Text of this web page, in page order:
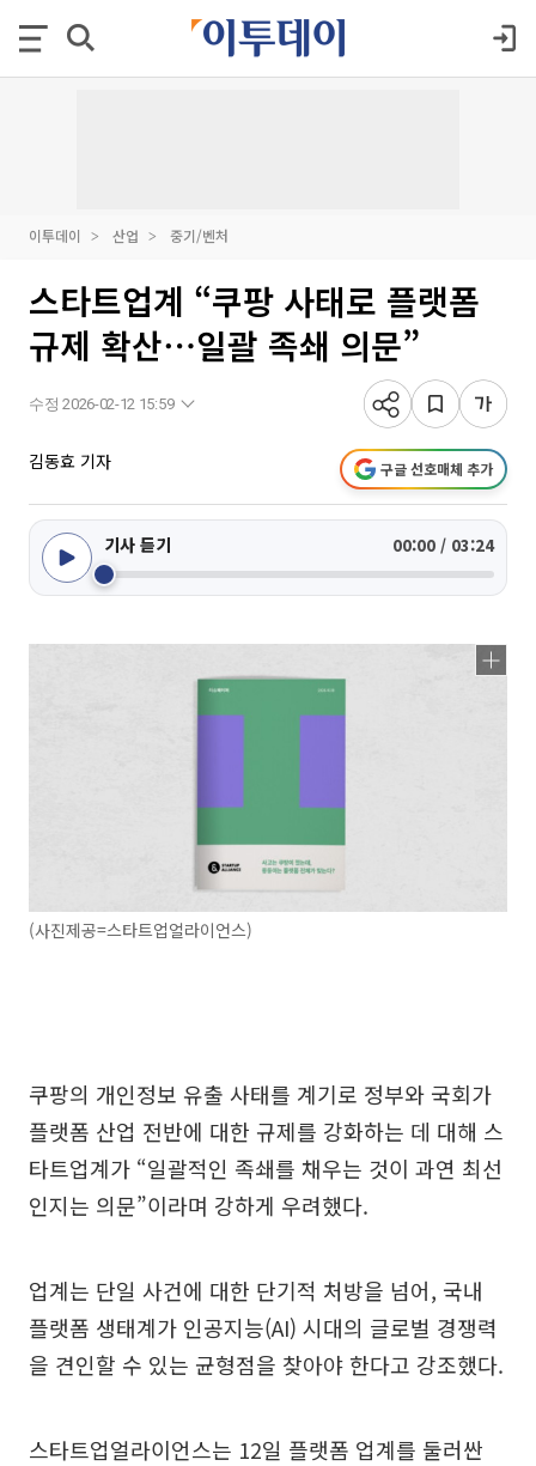
이투데이 산업 중기/벤처
스타트업계 “쿠팡 사태로 플랫폼
규제 확산⋯일괄 족쇄 의문”
수정 2026-02-12 15:59
김동효 기자 구글 선호매체 추가
기사 듣기 00:00 / 03:24
(사진제공=스타트업얼라이언스)
쿠팡의 개인정보 유출 사태를 계기로 정부와 국회가
플랫폼 산업 전반에 대한 규제를 강화하는 데 대해 스
타트업계가 “일괄적인 족쇄를 채우는 것이 과연 최선
인지는 의문”이라며 강하게 우려했다.
업계는 단일 사건에 대한 단기적 처방을 넘어, 국내
플랫폼 생태계가 인공지능(AI) 시대의 글로벌 경쟁력
을 견인할 수 있는 균형점을 찾아야 한다고 강조했다.
스타트업얼라이언스는 12일 플랫폼 업계를 둘러싼